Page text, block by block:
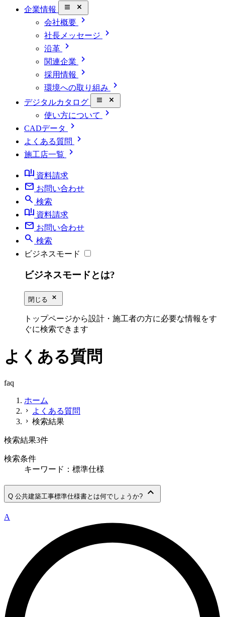
企業情報 close_small
会社概要 chevron_right
社長メッセージ chevron_right
沿革 chevron_right
関連企業 chevron_right
採用情報 chevron_right
環境への取り組み chevron_right
デジタルカタログ close_small
使い方について chevron_right
CADデータ chevron_right
よくある質問 chevron_right
施工店一覧
chevron_right
book_ribbon 資料請求
mail お問い合わせ
search 検索
book_ribbon 資料請求
mail お問い合わせ
search 検索
ビジネスモード
ビジネスモードとは?
閉じる close_small
トップページから設計・施工者の方に必要な情報をす
ぐに検索できます
よくある質問
faq
ホーム
chevron_right よくある質問
chevron_right 検索結果
検索結果3件
検索条件
キーワード：標準仕様
Q 公共建築工事標準仕様書とは何でしょうか? keyboard_arrow_up
A